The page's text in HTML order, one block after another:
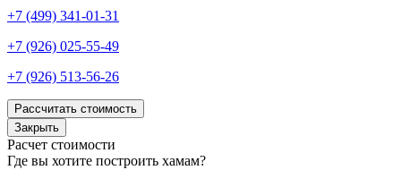
+7 (499) 341-01-31
+7 (926) 025-55-49
+7 (926) 513-56-26
Рассчитать стоимость
Закрыть
Расчет стоимости
Где вы хотите построить хамам?